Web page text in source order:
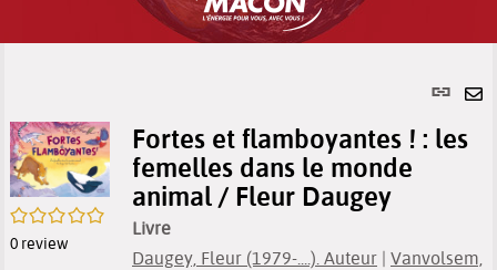
link
/5
0 review
Fortes et flamboyantes ! : les
femelles dans le monde
animal / Fleur Daugey
Livre
Daugey, Fleur (1979-....). Auteur | Vanvolsem,